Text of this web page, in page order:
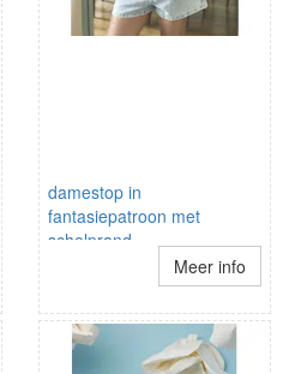
damestop in
fantasiepatroon met
schelprand
schouderbandjesMeer info